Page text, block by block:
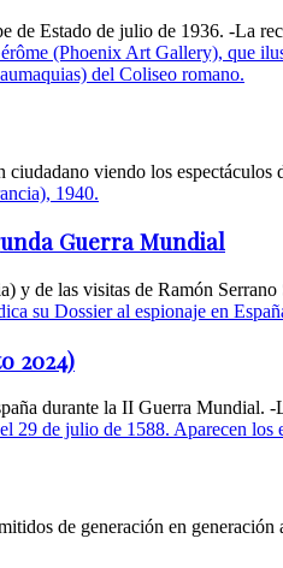
de Estado de julio de 1936. -La
viendo los
Guerra Mundial
y de las visitas de Ramón
2024)
durante la II Guerra Mundial.
de generación en